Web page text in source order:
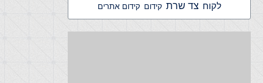
לקוח צד שרת קידום קידום אתרים